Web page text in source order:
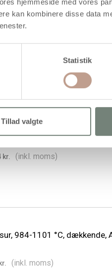
hjemmeside med vores
kan kombinere disse data
Statistik
Tillad valgte
sort, 200 ml/ 1 ds.
transparent, 200 ml/ 1 ds.
kr. (inkl. moms)
984-1101 °C, dækkende,
(inkl. moms)